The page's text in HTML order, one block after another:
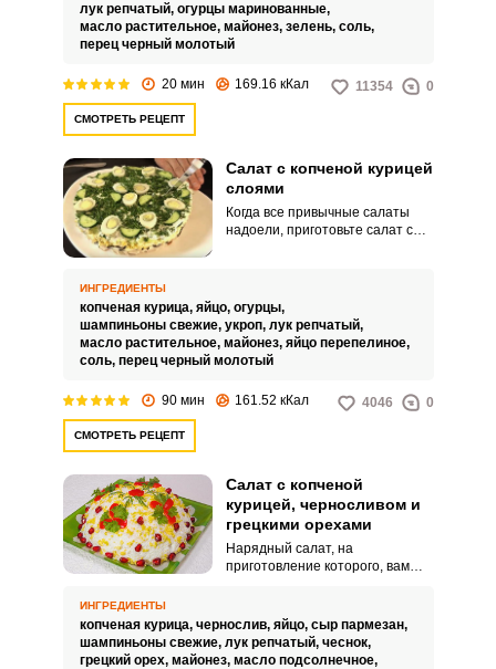
лук репчатый, огурцы маринованные,
масло растительное, майонез, зелень, соль,
перец черный молотый
20 мин 169.16 кКал 11354 0
СМОТРЕТЬ РЕЦЕПТ
Салат с копченой курицей
слоями
Когда все привычные салаты
надоели, приготовьте салат с
калорийный, попробовав просто
невозможно остановиться.
ИНГРЕДИЕНТЫ
копченая курица, яйцо, огурцы,
шампиньоны свежие, укроп, лук репчатый,
масло растительное, майонез, яйцо перепелиное,
соль, перец черный молотый
90 мин 161.52 кКал 4046 0
СМОТРЕТЬ РЕЦЕПТ
Салат с копченой
курицей, черносливом и
грецкими орехами
Нарядный салат, на
приготовление которого, вам
такого необычного состава и
красивого вида он точно
понравится гурманам и эстетам.
ИНГРЕДИЕНТЫ
копченая курица, чернослив, яйцо, сыр пармезан,
шампиньоны свежие, лук репчатый, чеснок,
грецкий орех, майонез, масло подсолнечное,